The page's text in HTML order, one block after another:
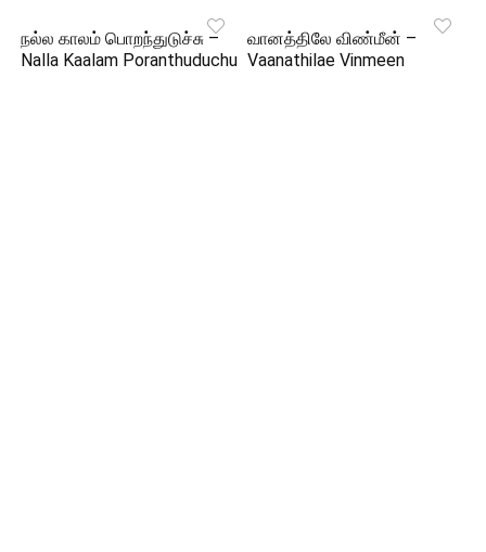
நல்ல காலம் பொறந்துடுச்சு –
Nalla Kaalam Poranthuduchu
வானத்திலே விண்மீன் –
Vaanathilae Vinmeen